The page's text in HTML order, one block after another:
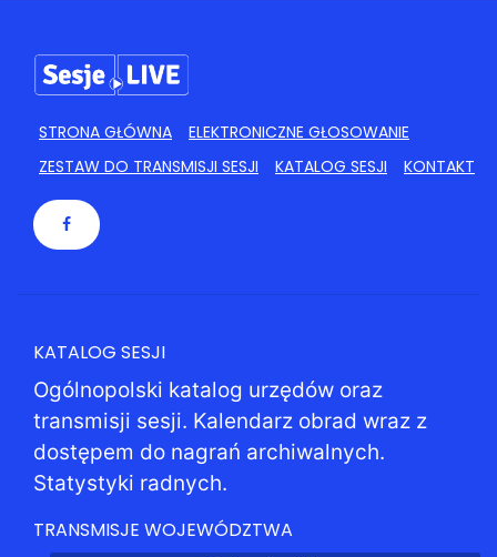
STRONA GŁÓWNA
ELEKTRONICZNE GŁOSOWANIE
ZESTAW DO TRANSMISJI SESJI
KATALOG SESJI KONTAKT
KATALOG SESJI
Ogólnopolski katalog urzędów oraz
transmisji sesji. Kalendarz obrad wraz z
dostępem do nagrań archiwalnych.
Statystyki radnych.
TRANSMISJE WOJEWÓDZTWA